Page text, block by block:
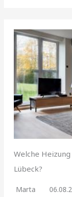
Welche
Lübeck?
Marta